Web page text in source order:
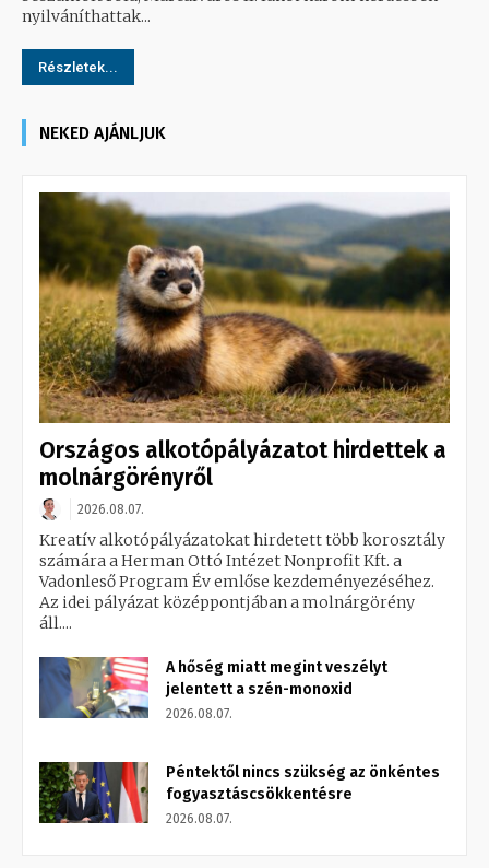
nyilváníthattak...
Részletek...
NEKED AJÁNLJUK
Országos alkotópályázatot hirdettek a
molnárgörényről
2026.08.07.
Kreatív alkotópályázatokat hirdetett több korosztály
számára a Herman Ottó Intézet Nonprofit Kft. a
Vadonleső Program Év emlőse kezdeményezéséhez.
Az idei pályázat középpontjában a molnárgörény
áll....
A hőség miatt megint veszélyt
jelentett a szén-monoxid
2026.08.07.
Péntektől nincs szükség az önkéntes
fogyasztáscsökkentésre
2026.08.07.